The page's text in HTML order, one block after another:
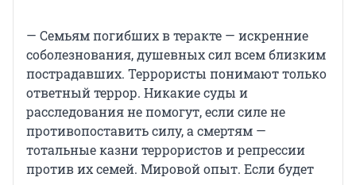
— Семьям погибших в теракте — искренние
соболезнования, душевных сил всем близким
пострадавших. Террористы понимают только
ответный террор. Никакие суды и
расследования не помогут, если силе не
противопоставить силу, а смертям —
тотальные казни террористов и репрессии
против их семей. Мировой опыт. Если будет